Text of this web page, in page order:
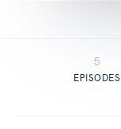
5
EPISODES